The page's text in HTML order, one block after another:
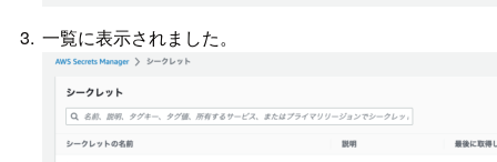
一覧に表示されました。